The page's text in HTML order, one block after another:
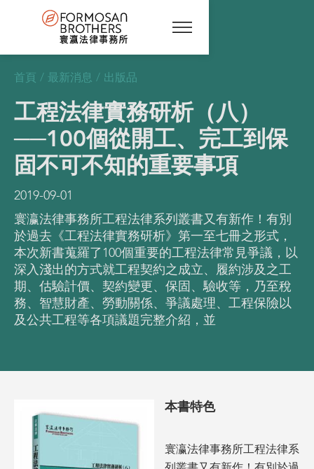
首頁 / 最新消息 / 出版品
工程法律實務研析（八）
──100個從開工、完工到保
固不可不知的重要事項
2019-09-01
寰瀛法律事務所工程法律系列叢書又有新作！有別
於過去《工程法律實務研析》第一至七冊之形式，
本次新書蒐羅了100個重要的工程法律常見爭議，以
深入淺出的方式就工程契約之成立、履約涉及之工
期、估驗計價、契約變更、保固、驗收等，乃至稅
務、智慧財產、勞動關係、爭議處理、工程保險以
及公共工程等各項議題完整介紹，並
本書特色
寰瀛法律事務所工程法律系